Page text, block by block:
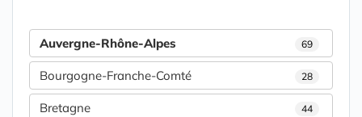
Auvergne-Rhône-Alpes 69
Bourgogne-Franche-Comté 28
Bretagne 44